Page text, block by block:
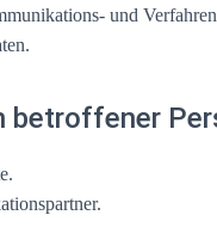
und
betroffener